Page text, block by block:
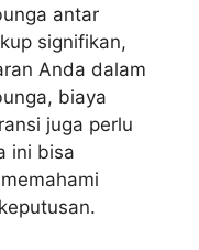
antar
signifikan,
Anda dalam
biaya
juga perlu
ini bisa